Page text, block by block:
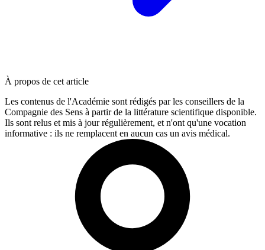
À propos de cet article
Les contenus de l'Académie sont rédigés par les conseillers de la
Compagnie des Sens à partir de la littérature scientifique disponible.
Ils sont relus et mis à jour régulièrement, et n'ont qu'une vocation
informative : ils ne remplacent en aucun cas un avis médical.